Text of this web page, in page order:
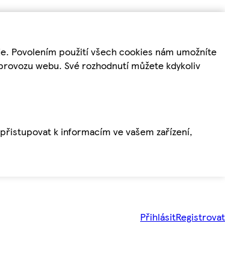
Povolením použití všech cookies nám umožníte
webu. Své rozhodnutí můžete kdykoliv
k informacím ve vašem zařízení,
PřihlásitRegistrovat